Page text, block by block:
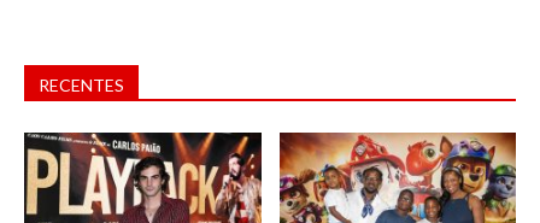
RECENTES